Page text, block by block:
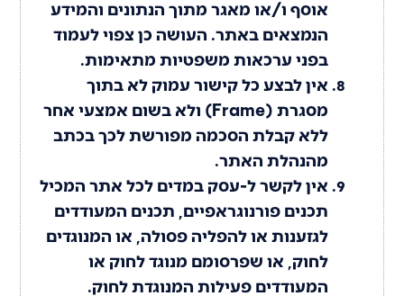
אוסף ו/או מאגר מתוך הנתונים והמידע
הנמצאים באתר. העושה כן צפוי לעמוד
בפני ערכאות משפטיות מתאימות.
אין לבצע כל קישור עמוק לא בתוך
מסגרת (Frame) ולא בשום אמצעי אחר
ללא קבלת הסכמה מפורשת לכך בכתב
מהנהלת האתר.
אין לקשר ל-עסק במדים לכל אתר המכיל
תכנים פורנוגראפיים, תכנים המעודדים
לגזענות או להפליה פסולה, או המנוגדים
לחוק, או שפרסומם מנוגד לחוק או
המעודדים פעילות המנוגדת לחוק.